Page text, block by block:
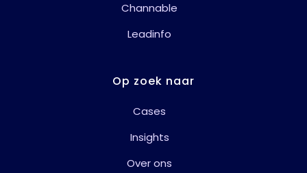
Channable
Leadinfo
Op zoek naar
Cases
Insights
Over ons